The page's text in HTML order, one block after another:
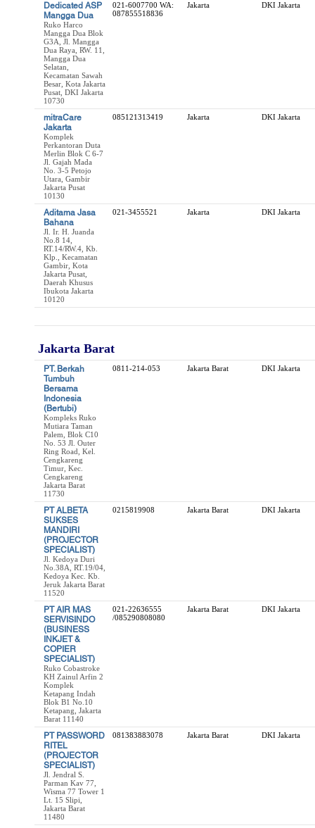
Dedicated ASP
Mangga Dua
Ruko Harco
Mangga Dua Blok
G3A, Jl. Mangga
Dua Raya, RW. 11,
Mangga Dua
Selatan,
Kecamatan Sawah
Besar, Kota Jakarta
Pusat, DKI Jakarta
10730
021-6007700 WA:
087855518836
Jakarta DKI Jakarta
mitraCare
Jakarta
Komplek
Perkantoran Duta
Merlin Blok C 6-7
Jl. Gajah Mada
No. 3-5 Petojo
Utara, Gambir
Jakarta Pusat
10130
085121313419 Jakarta DKI Jakarta
Aditama Jasa
Bahana
Jl. Ir. H. Juanda
No.8 14,
RT.14/RW.4, Kb.
Klp., Kecamatan
Gambir, Kota
Jakarta Pusat,
Daerah Khusus
Ibukota Jakarta
10120
021-3455521 Jakarta DKI Jakarta
Jakarta Barat
PT. Berkah
Tumbuh
Bersama
Indonesia
(Bertubi)
Kompleks Ruko
Mutiara Taman
Palem, Blok C10
No. 53 Jl. Outer
Ring Road, Kel.
Cengkareng
Timur, Kec.
Cengkareng
Jakarta Barat
11730
0811-214-053 Jakarta Barat DKI Jakarta
PT ALBETA
SUKSES
MANDIRI
(PROJECTOR
SPECIALIST)
Jl. Kedoya Duri
No.38A, RT.19/04,
Kedoya Kec. Kb.
Jeruk Jakarta Barat
11520
0215819908 Jakarta Barat DKI Jakarta
PT AIR MAS
SERVISINDO
(BUSINESS
INKJET &
COPIER
SPECIALIST)
Ruko Cobastroke
KH Zainul Arfin 2
Komplek
Ketapang Indah
Blok B1 No.10
Ketapang, Jakarta
Barat 11140
021-22636555
/085290808080
Jakarta Barat DKI Jakarta
PT PASSWORD
RITEL
(PROJECTOR
SPECIALIST)
Jl. Jendral S.
Parman Kav 77,
Wisma 77 Tower 1
Lt. 15 Slipi,
Jakarta Barat
11480
081383883078 Jakarta Barat DKI Jakarta